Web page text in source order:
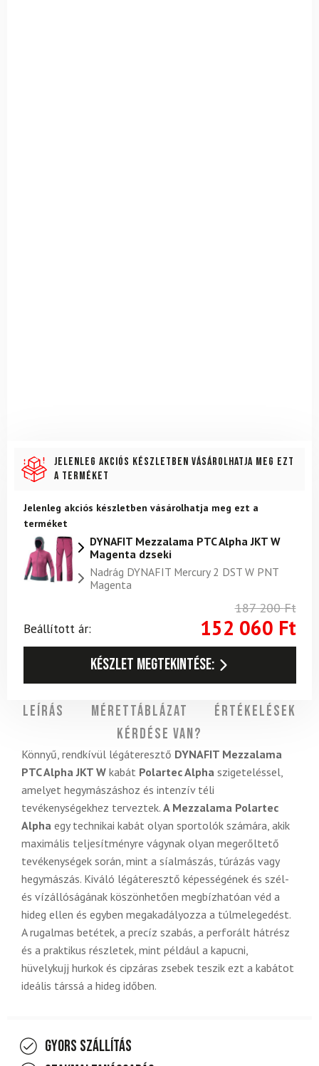
Jelenleg akciós készletben vásárolhatja meg ezt
a terméket
Jelenleg akciós készletben vásárolhatja meg ezt a
terméket
DYNAFIT Mezzalama PTC Alpha JKT W
Magenta dzseki
Nadrág DYNAFIT Mercury 2 DST W PNT
Magenta
187 200Ft
Beállított ár:
152 060 Ft
Készlet megtekintése:
Leírás Mérettáblázat
Értékelések
Kérdése van?
Könnyű, rendkívül légáteresztő DYNAFIT Mezzalama
PTC Alpha JKT W kabát Polartec Alpha szigeteléssel,
amelyet hegymászáshoz és intenzív téli
tevékenységekhez terveztek. A Mezzalama Polartec
Alpha egy technikai kabát olyan sportolók számára, akik
maximális teljesítményre vágynak olyan megerőltető
tevékenységek során, mint a síalmászás, túrázás vagy
hegymászás. Kiváló légáteresztő képességének és szél-
és vízállóságának köszönhetően megbízhatóan véd a
hideg ellen és egyben megakadályozza a túlmelegedést.
A rugalmas betétek, a precíz szabás, a perforált hátrész
és a praktikus részletek, mint például a kapucni,
hüvelykujj hurkok és cipzáras zsebek teszik ezt a kabátot
ideális társsá a hideg időben.
Gyors szállítás